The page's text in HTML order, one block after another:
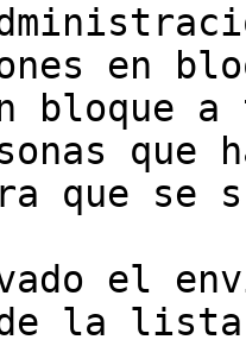
en
bloque a
que
que se
el
la lista